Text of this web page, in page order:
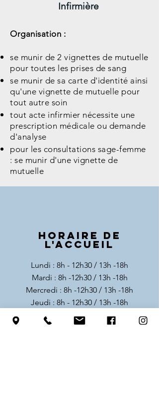
Infirmière
Organisation :
se munir de 2 vignettes de mutuelle
pour toutes les prises de sang
se munir de sa carte d'identité ainsi
qu'une vignette de mutuelle pour
tout autre soin
tout acte infirmier nécessite une
prescription médicale ou demande
d'analyse
pour les consultations sage-femme
: se munir d'une vignette de
mutuelle
Horaire de
l'accueil
Lundi : 8h - 12h30 / 13h -18h
Mardi : 8h -12h30 / 13h -18h
Mercredi : 8h -12h30 / 13h -18h
Jeudi : 8h - 12h30 / 13h -18h
Vendredi : 8h - 12h30 / 14h -18h
Samedi : Fermé